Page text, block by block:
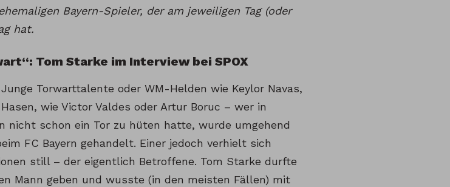
Bayern-Spieler, der am jeweiligen Tag (oder
hat.
Tom Starke im Interview bei SPOX
Torwarttalente oder WM-Helden wie Keylor Navas,
wie Victor Valdes oder Artur Boruc – wer in
nicht schon ein Tor zu hüten hatte, wurde umgehend
FC Bayern gehandelt. Einer jedoch verhielt sich
still – der eigentlich Betroffene. Tom Starke durfte
Mann geben und wusste (in den meisten Fällen) mit